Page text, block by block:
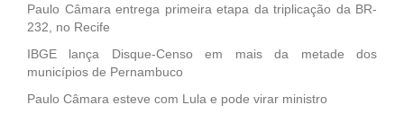
Paulo Câmara entrega primeira etapa da triplicação da BR-
232, no Recife
IBGE lança Disque-Censo em mais da metade dos
municípios de Pernambuco
Paulo Câmara esteve com Lula e pode virar ministro